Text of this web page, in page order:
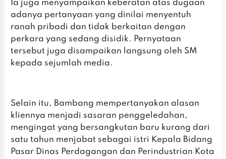
Ia juga menyampaikan keberatan atas dugaan
adanya pertanyaan yang dinilai menyentuh
ranah pribadi dan tidak berkaitan dengan
perkara yang sedang disidik. Pernyataan
tersebut juga disampaikan langsung oleh SM
kepada sejumlah media.
Selain itu, Bambang mempertanyakan alasan
kliennya menjadi sasaran penggeledahan,
mengingat yang bersangkutan baru kurang dari
satu tahun menjabat sebagai istri Kepala Bidang
Pasar Dinas Perdagangan dan Perindustrian Kota